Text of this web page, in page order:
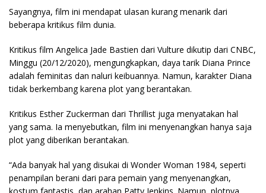
Sayangnya, film ini mendapat ulasan kurang menarik dari
beberapa kritikus film dunia.
Kritikus film Angelica Jade Bastien dari Vulture dikutip dari CNBC,
Minggu (20/12/2020), mengungkapkan, daya tarik Diana Prince
adalah feminitas dan naluri keibuannya. Namun, karakter Diana
tidak berkembang karena plot yang berantakan.
Kritikus Esther Zuckerman dari Thrillist juga menyatakan hal
yang sama. Ia menyebutkan, film ini menyenangkan hanya saja
plot yang diberikan berantakan.
“Ada banyak hal yang disukai di Wonder Woman 1984, seperti
penampilan berani dari para pemain yang menyenangkan,